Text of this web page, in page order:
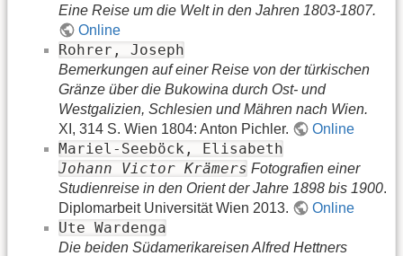
Eine Reise um die Welt in den Jahren 1803-1807.
Online
Rohrer, Joseph
Bemerkungen auf einer Reise von der türkischen
Gränze über die Bukowina durch Ost- und
Westgalizien, Schlesien und Mähren nach Wien.
XI, 314 S. Wien 1804: Anton Pichler.
Online
Mariel-Seeböck, Elisabeth
Johann Victor Krämers Fotografien einer
Studienreise in den Orient der Jahre 1898 bis 1900.
Diplomarbeit Universität Wien 2013.
Online
Ute Wardenga
Die beiden Südamerikareisen Alfred Hettners